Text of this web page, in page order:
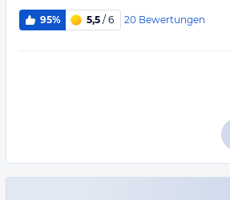
95% 5,5 / 6 20 Bewertungen